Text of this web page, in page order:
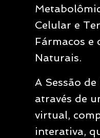
Celular e
Fármacos e
Naturais.
A Sessão
através de
virtual,
interativa,